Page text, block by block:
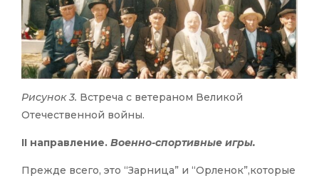
Рисунок 3. Встреча с ветераном Великой
Отечественной войны.
II направление. Военно-спортивные игры.
Прежде всего, это “Зарница” и “Орленок”,которые